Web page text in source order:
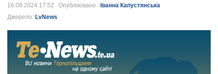
16.09.2024 17:52 Опубліковано : Іванна Капустянська
Джерело: LvNews